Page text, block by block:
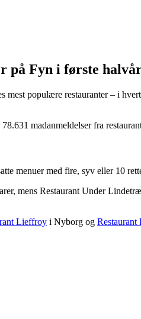
på Fyn i første
mest populære restauranter – i
madanmeldelser fra
menuer med fire, syv eller 10
mens Restaurant Under
Lieffroy i Nyborg og